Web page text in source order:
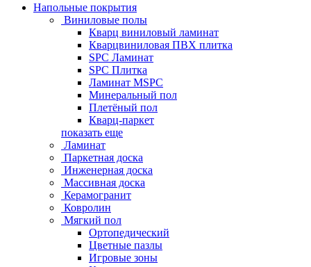
Напольные покрытия
Виниловые полы
Кварц виниловый ламинат
Кварцвиниловая ПВХ плитка
SPC Ламинат
SPC Плитка
Ламинат MSPC
Минеральный пол
Плетёный пол
Кварц-паркет
показать еще
Ламинат
Паркетная доска
Инженерная доска
Массивная доска
Керамогранит
Ковролин
Мягкий пол
Ортопедический
Цветные пазлы
Игровые зоны